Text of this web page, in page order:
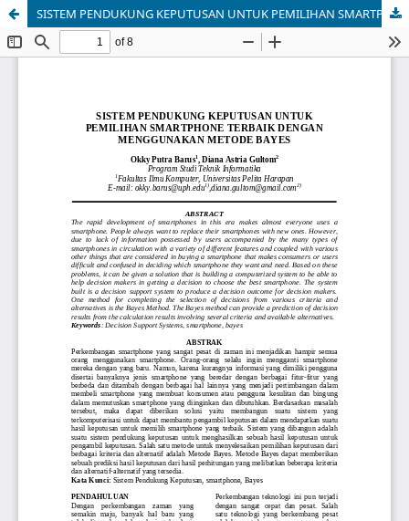
SISTEM PENDUKUNG KEPUTUSAN UNTUK PEMILIHAN SMARTPHONE TERBAIK DENGAN MENGGUNAKAN METODE BAYES